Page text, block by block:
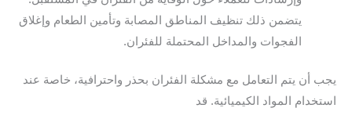
يتضمن ذلك تنظيف المناطق المصابة وتأمين الطعام وإغلاق
الفجوات والمداخل المحتملة للفئران.
يجب أن يتم التعامل مع مشكلة الفئران بحذر واحترافية، خاصة عند
استخدام المواد الكيميائية. قد